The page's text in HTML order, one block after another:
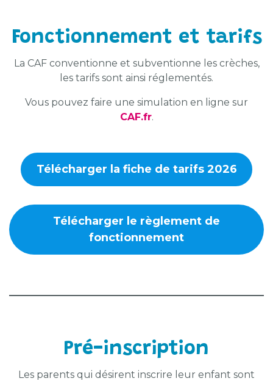
Fonctionnement et tarifs
La CAF conventionne et subventionne les crèches,
les tarifs sont ainsi réglementés.
Vous pouvez faire une simulation en ligne sur
CAF.fr.
Télécharger la fiche de tarifs 2026
Télécharger le règlement de
fonctionnement
Pré-inscription
Les parents qui désirent inscrire leur enfant sont